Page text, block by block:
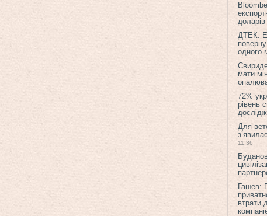
ДТЕК:
одного
мати
72%
рівень
Для
11:36
Гашев:
втрати